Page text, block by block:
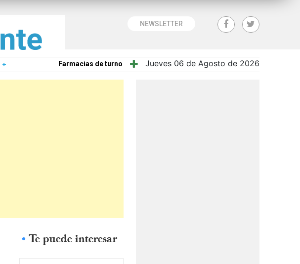
NEWSLETTER
+ Farmacias de turno Jueves 06 de Agosto de 2026
Te puede interesar